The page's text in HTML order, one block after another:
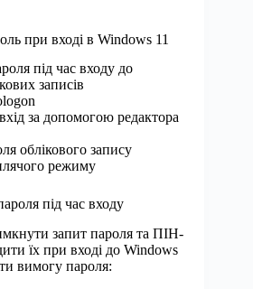
при вході в Windows 11
під час входу до
записів
за допомогою редактора
облікового запису
режиму
під час входу
запит пароля та ПІН-
їх при вході до Windows
вимогу пароля: